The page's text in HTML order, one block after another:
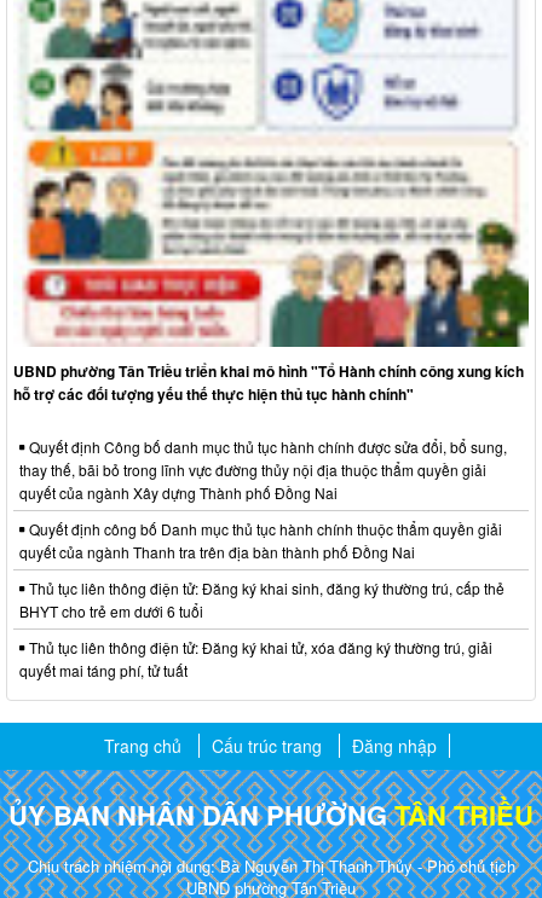
UBND phường Tân Triều triển khai mô hình "Tổ Hành chính công xung kích
hỗ trợ các đối tượng yếu thế thực hiện thủ tục hành chính"
Quyết định Công bố danh mục thủ tục hành chính được sửa đổi, bổ sung,
thay thế, bãi bỏ trong lĩnh vực đường thủy nội địa thuộc thẩm quyền giải
quyết của ngành Xây dựng Thành phố Đồng Nai
Quyết định công bố Danh mục thủ tục hành chính thuộc thẩm quyền giải
quyết của ngành Thanh tra trên địa bàn thành phố Đồng Nai
Thủ tục liên thông điện tử: Đăng ký khai sinh, đăng ký thường trú, cấp thẻ
BHYT cho trẻ em dưới 6 tuổi
Thủ tục liên thông điện tử: Đăng ký khai tử, xóa đăng ký thường trú, giải
quyết mai táng phí, tử tuất
Trang chủ Cấu trúc trang Đăng nhập
ỦY BAN NHÂN DÂN PHƯỜNGTÂN TRIỀU
Chịu trách nhiệm nội dung: Bà Nguyễn Thị Thanh Thủy - Phó chủ tịch
UBND phường Tân Triều